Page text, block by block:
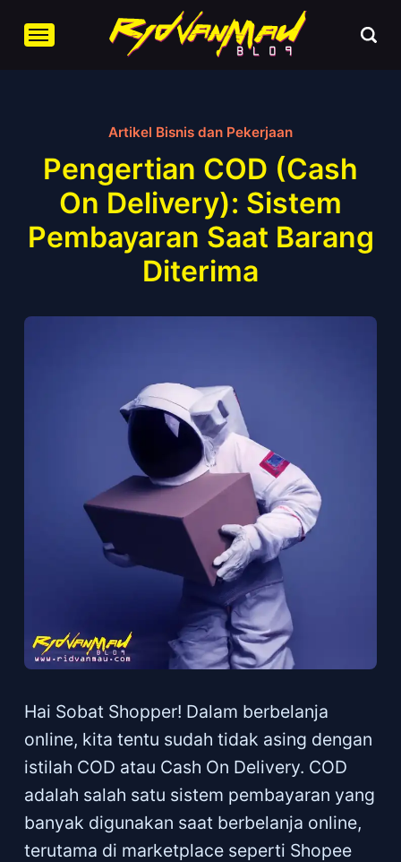
Artikel Bisnis dan Pekerjaan
Pengertian COD (Cash
On Delivery): Sistem
Pembayaran Saat Barang
Diterima
Hai Sobat Shopper! Dalam berbelanja
online, kita tentu sudah tidak asing dengan
istilah COD atau Cash On Delivery. COD
adalah salah satu sistem pembayaran yang
banyak digunakan saat berbelanja online,
terutama di marketplace seperti Shopee